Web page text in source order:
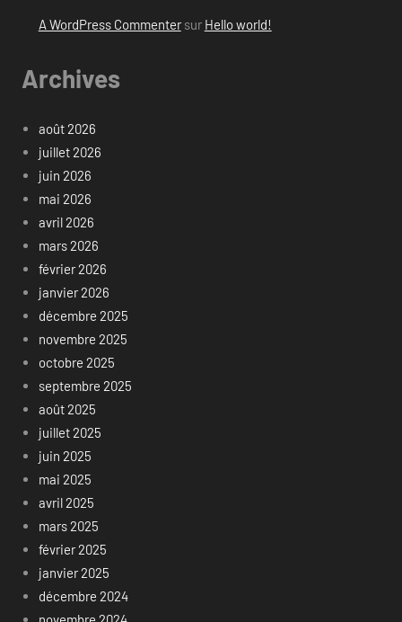
A WordPress Commentersur Hello world!
Archives
août 2026
juillet 2026
juin 2026
mai 2026
avril 2026
mars 2026
février 2026
janvier 2026
décembre 2025
novembre 2025
octobre 2025
septembre 2025
août 2025
juillet 2025
juin 2025
mai 2025
avril 2025
mars 2025
février 2025
janvier 2025
décembre 2024